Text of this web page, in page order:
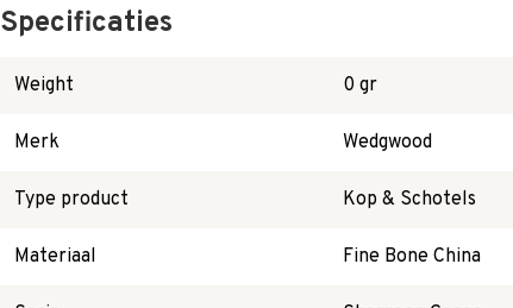
Specificaties
Weight 0 gr
Merk Wedgwood
Type product Kop & Schotels
Materiaal Fine Bone China